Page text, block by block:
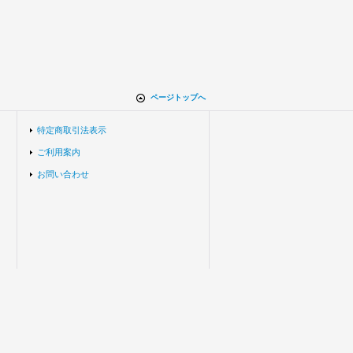
ページトップへ
特定商取引法表示
ご利用案内
お問い合わせ